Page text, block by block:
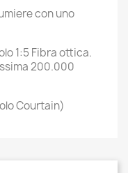
con uno
1:5 Fibra ottica.
200.000
Courtain)